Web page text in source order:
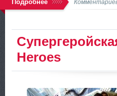
Подробнее
Heroes